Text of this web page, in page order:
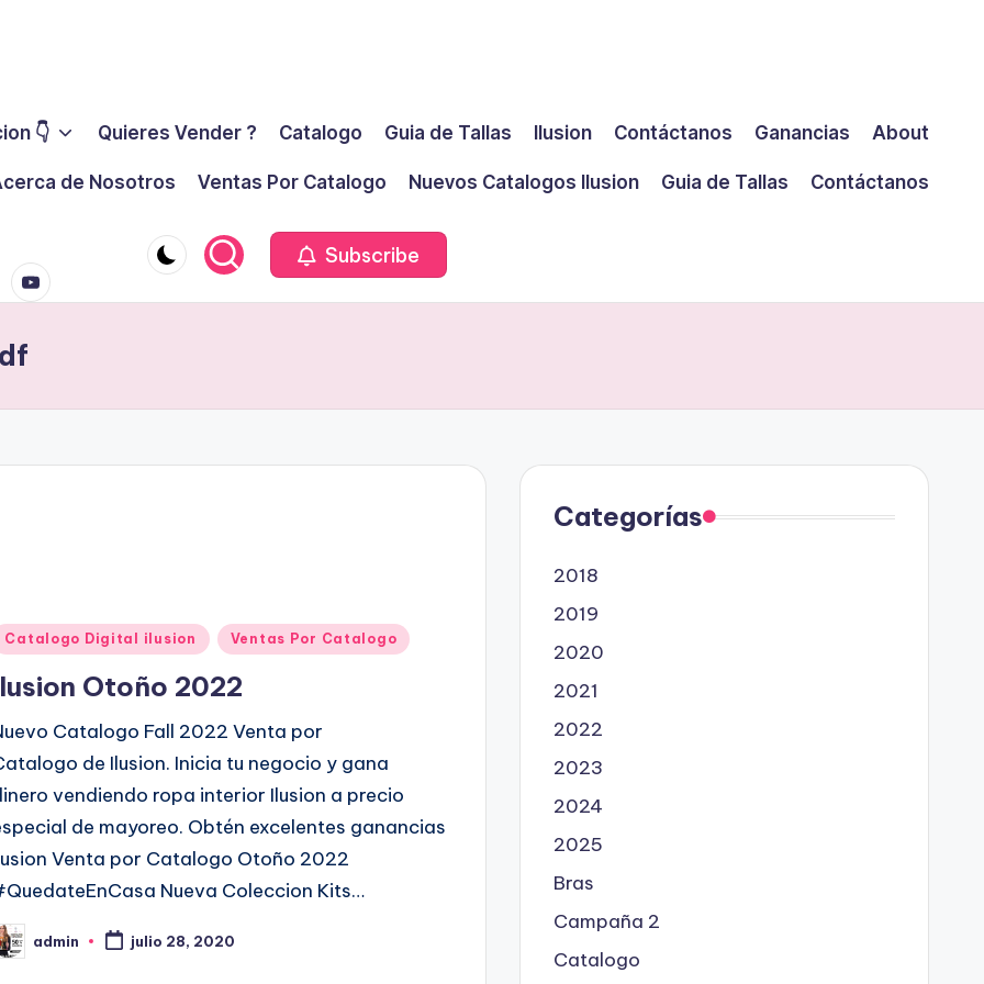
👇 Quieres Vender ? Catalogo Guia de Tallas Ilusion Contáctanos Ganancias About
de Nosotros Ventas Por Catalogo Nuevos Catalogos Ilusion Guia de Tallas
Contáctanos
Subscribe
Catalogo Digital ilusion Ventas Por Catalogo
Otoño 2022
Catalogo Fall 2022 Venta por
de Ilusion. Inicia tu negocio y gana
vendiendo ropa interior Ilusion a precio
de mayoreo. Obtén excelentes ganancias
Venta por Catalogo Otoño 2022
Nueva Coleccion Kits…
admin julio 28, 2020
Categorías
2018
2019
2020
2021
2022
2023
2024
2025
Bras
Campaña 2
Catalogo